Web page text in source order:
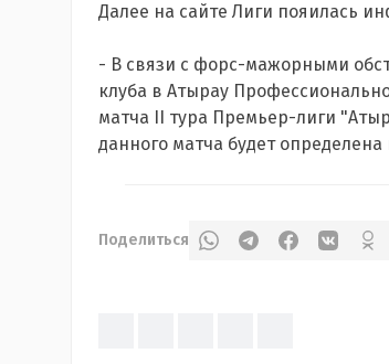
Далее на сайте Лиги пояилась
- В связи с форс-мажорными
клуба в Атырау
матча II тура Премьер-лиги
данного матча будет определена
Поделиться